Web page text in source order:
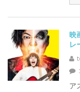
映
レ
ア